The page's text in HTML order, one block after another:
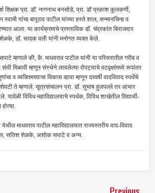
शिक्षक प्रा. डॉ. नागनाथ बनसोडे, प्रा. डॉ प्रकाश कुलकर्णी,
स्वामी यांचा बापूराव पाटील यांच्या हस्ते शाल, सन्मानचिन्ह व
आला. या कार्यक्रमाचे प्रस्ताविक डॉ. चंद्रकांत बिराजदार
डॉ. सादक वली यांनी मनोगत व्यक्त केले.
म्हणाले की, कै. माधवराव पाटील यांनी या परिसरातील गरीब व
संधी मिळावी म्हणून संस्थेने लावलेल्या रोपट्याचे वटवृक्षांमध्ये रूपांतर
व व्यक्तिमत्त्वाचा विकास व्हावा म्हणून दरवर्षी वादविवाद स्पर्धेचे
ते म्हणाले. सूत्रसंचालन प्रा. डॉ. सुभाष हुलपल्ले तर आभार
यावेळी विविध महाविद्यालयाचे स्पर्धक, विविध शाखेतील विद्यार्थी-
उपस्थित होत्या.
माधवराव पाटील महाविद्यालयात राज्यस्तरीय वाद-विवाद
सतिश शेळके, अशोक सपाटे व अन्य.